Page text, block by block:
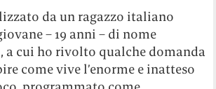
da un ragazzo italiano
– 19 anni – di nome
a cui ho rivolto qualche domanda
come vive l’enorme e inatteso